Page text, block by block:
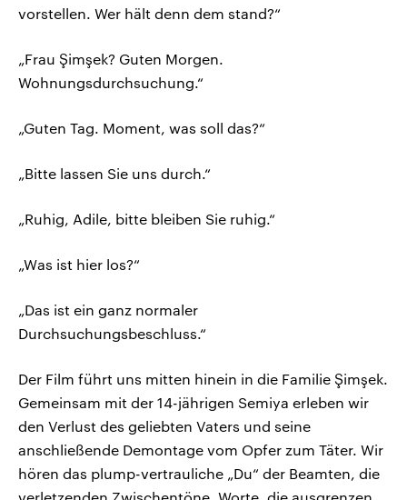
vorstellen. Wer hält denn dem stand?“
„Frau Şimşek? Guten Morgen.
Wohnungsdurchsuchung.“
„Guten Tag. Moment, was soll das?“
„Bitte lassen Sie uns durch.“
„Ruhig, Adile, bitte bleiben Sie ruhig.“
„Was ist hier los?“
„Das ist ein ganz normaler
Durchsuchungsbeschluss.“
Der Film führt uns mitten hinein in die Familie Şimşek.
Gemeinsam mit der 14-jährigen Semiya erleben wir
den Verlust des geliebten Vaters und seine
anschließende Demontage vom Opfer zum Täter. Wir
hören das plump-vertrauliche „Du“ der Beamten, die